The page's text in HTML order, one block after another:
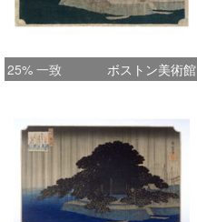
25% 一致 ボストン美術館